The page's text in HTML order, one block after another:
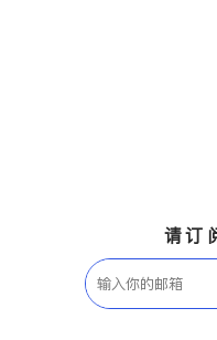
请订